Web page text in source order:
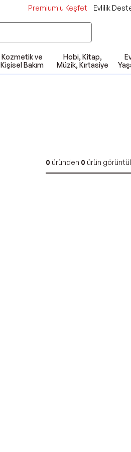
Premium'u Keşfet Evlilik
Kozmetik ve
Kişisel Bakım
Hobi, Kitap,
Müzik, Kırtasiye
0 üründen 0 ürün